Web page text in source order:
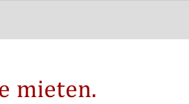
mieten.